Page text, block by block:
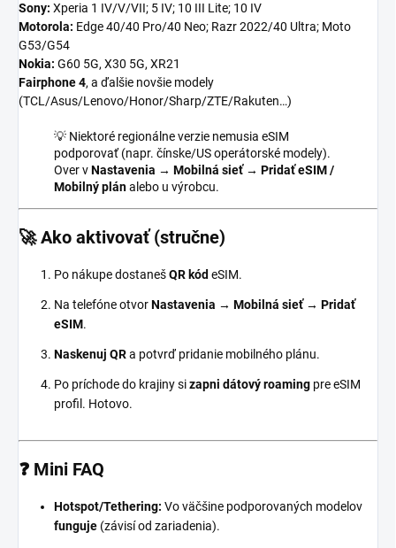
Sony: Xperia 1 IV/V/VII; 5 IV; 10 III Lite; 10 IV
Motorola: Edge 40/40 Pro/40 Neo; Razr 2022/40 Ultra; Moto
G53/G54
Nokia: G60 5G, X30 5G, XR21
Fairphone 4, a ďalšie novšie modely
(TCL/Asus/Lenovo/Honor/Sharp/ZTE/Rakuten…)
💡 Niektoré regionálne verzie nemusia eSIM
podporovať (napr. čínske/US operátorské modely).
Over vNastavenia → Mobilná sieť → Pridať eSIM /
Mobilný plánalebo u výrobcu.
🚀 Ako aktivovať (stručne)
Po nákupe dostanešQR kód eSIM.
Na telefóne otvorNastavenia → Mobilná sieť → Pridať
eSIM.
Naskenuj QRa potvrď pridanie mobilného plánu.
Po príchode do krajiny sizapni dátový roaming pre eSIM
profil. Hotovo.
❓ Mini FAQ
Hotspot/Tethering: Vo väčšine podporovaných modelov
funguje (závisí od zariadenia).